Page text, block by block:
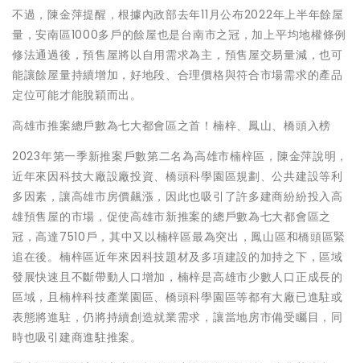
不過，陳金萍提醒，根據內政部去年11月公布2022年上半年餘屋
量，安南區1000多戶的餘屋也是台南市之冠，加上平均地權條例
修法通過後，預售屋將以自用需求為主，預售屋交易量減，也可
能讓餘屋量持續增加，好地段、合理價格與符合市場需求的產品
定位可能才能脫穎而出。
高雄市推案總戶數為七大都會區之首！楠梓、鳳山、橋頭入榜
2023年第一季新推案戶數第二名為高雄市楠梓區，陳金萍說明，
近年來因科技大廠設廠投資、橋頭科學園區規劃、公共建設等利
多因素，讓高雄市房價飆漲，因此也吸引了許多建商紛紛投入高
雄預售屋的市場，促使高雄市新推案的總戶數為七大都會區之
冠，高達7510戶，其中又以楠梓區最為突出，鳳山區和橋頭區緊
追在後。楠梓區近年來因科技題材及多項建設的加持之下，區域
發展快速且不斷帶動人口增加，楠梓是高雄市少數人口正成長的
區域，且楠梓科技產業園區、橋頭科學園區等都有大廠已進駐或
表態將進駐，仍將持續創造就業需求，讓當地房市備受矚目，同
時也吸引建商進駐推案。